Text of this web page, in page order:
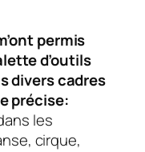
permis
d’outils
divers cadres
précise:
les
cirque,